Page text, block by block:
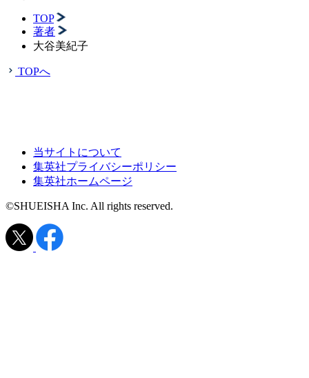
TOP
著者
大谷美紀子
TOPへ
当サイトについて
集英社プライバシーポリシー
集英社ホームページ
©SHUEISHA Inc. All rights reserved.